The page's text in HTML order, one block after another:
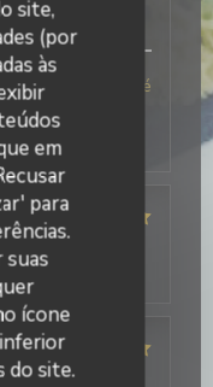
site,
(por
às
em
para
ícone
do site.
/5 quality_price
que j’ai testé
qui a rendu le
/5 quality_price